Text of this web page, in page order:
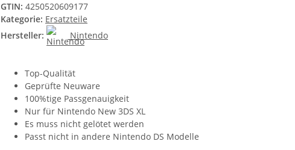
GTIN: 4250520609177
Kategorie: Ersatzteile
Hersteller:
Nintendo
Top-Qualität
Geprüfte Neuware
100%tige Passgenauigkeit
Nur für Nintendo New 3DS XL
Es muss nicht gelötet werden
Passt nicht in andere Nintendo DS Modelle